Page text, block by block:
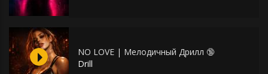
NO LOVE | Мелодичный Дрилл 🔞
Drill